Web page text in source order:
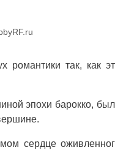
романтики так, как
эпохи барокко,
сердце